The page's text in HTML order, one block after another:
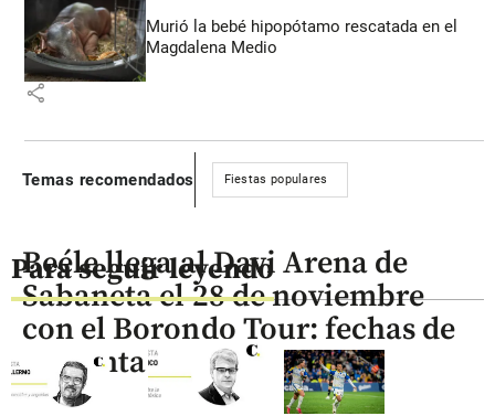
Murió la bebé hipopótamo rescatada en el
Magdalena Medio
share
Temas recomendados Fiestas populares
Para seguir leyendo
Beéle llega al Davi Arena de
Sabaneta el 28 de noviembre
con el Borondo Tour: fechas de
preventa y setlist